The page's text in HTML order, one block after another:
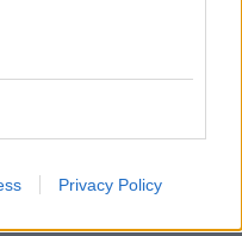
Privacy Policy
«Θα σας
να επιστρέψω»